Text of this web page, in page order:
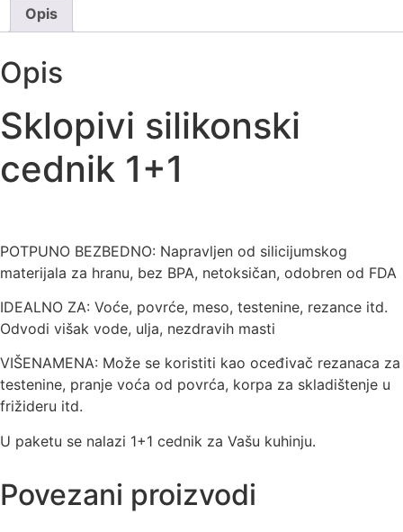
Opis
Opis
Sklopivi silikonski
cednik 1+1
POTPUNO BEZBEDNO: Napravljen od silicijumskog
materijala za hranu, bez BPA, netoksičan, odobren od FDA
IDEALNO ZA: Voće, povrće, meso, testenine, rezance itd.
Odvodi višak vode, ulja, nezdravih masti
VIŠENAMENA: Može se koristiti kao oceđivač rezanaca za
testenine, pranje voća od povrća, korpa za skladištenje u
frižideru itd.
U paketu se nalazi 1+1 cednik za Vašu kuhinju.
Povezani proizvodi